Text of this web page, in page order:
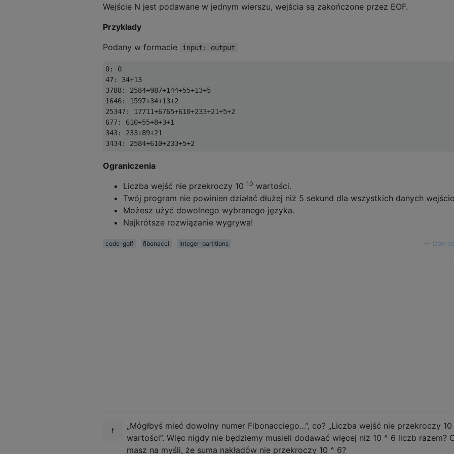
Wejście N jest podawane w jednym wierszu, wejścia są zakończone przez EOF.
Przykłady
Podany w formacie
input: output
0: 0
47: 34+13
3788: 2584+987+144+55+13+5
1646: 1597+34+13+2
25347: 17711+6765+610+233+21+5+2
677: 610+55+8+3+1
343: 233+89+21
Ograniczenia
Liczba wejść nie przekroczy 10 10 wartości.
Twój program nie powinien działać dłużej niż 5 sekund dla wszystkich danych
Możesz użyć dowolnego wybranego języka.
Najkrótsze rozwiązanie wygrywa!
code-golf fibonacci integer-partitions
„Mógłbyś mieć dowolny numer Fibonacciego…”, co? „Liczba wejść nie przekroczy 10
wartości”. Więc nigdy nie będziemy musieli dodawać więcej niż 10 ^ 6 liczb razem?
masz na myśli, że suma nakładów nie przekroczy 10 ^ 6?